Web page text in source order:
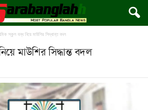
স্কুল বন্ধ নিয়ে মাউশির সিদ্ধান্ত বদল
মাউশির সিদ্ধান্ত বদল